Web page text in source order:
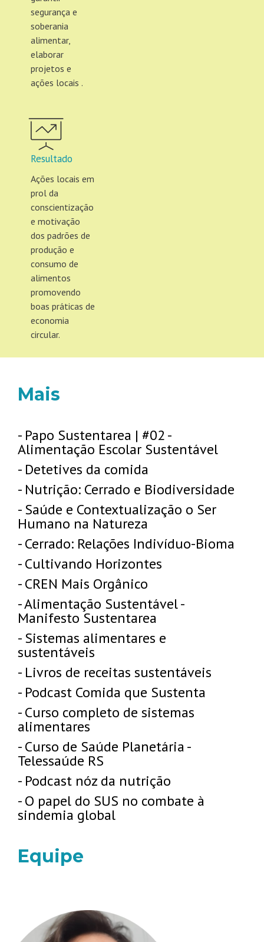
segurança e
soberania
alimentar,
elaborar
projetos e
ações locais .
Resultado
Ações locais em
prol da
conscientização
e motivação
dos padrões de
produção e
consumo de
alimentos
promovendo
boas práticas de
economia
circular.
Mais
- Papo Sustentarea | #02 -
Alimentação Escolar Sustentável
- Detetives da comida
- Nutrição: Cerrado e Biodiversidade
- Saúde e Contextualização o Ser
Humano na Natureza
- Cerrado: Relações Indivíduo-Bioma
- Cultivando Horizontes
- CREN Mais Orgânico
- Alimentação Sustentável -
Manifesto Sustentarea
- Sistemas alimentares e
sustentáveis
- Livros de receitas sustentáveis
- Podcast Comida que Sustenta
- Curso completo de sistemas
alimentares
- Curso de Saúde Planetária -
Telessaúde RS
- Podcast nóz da nutrição
- O papel do SUS no combate à
sindemia global
Equipe